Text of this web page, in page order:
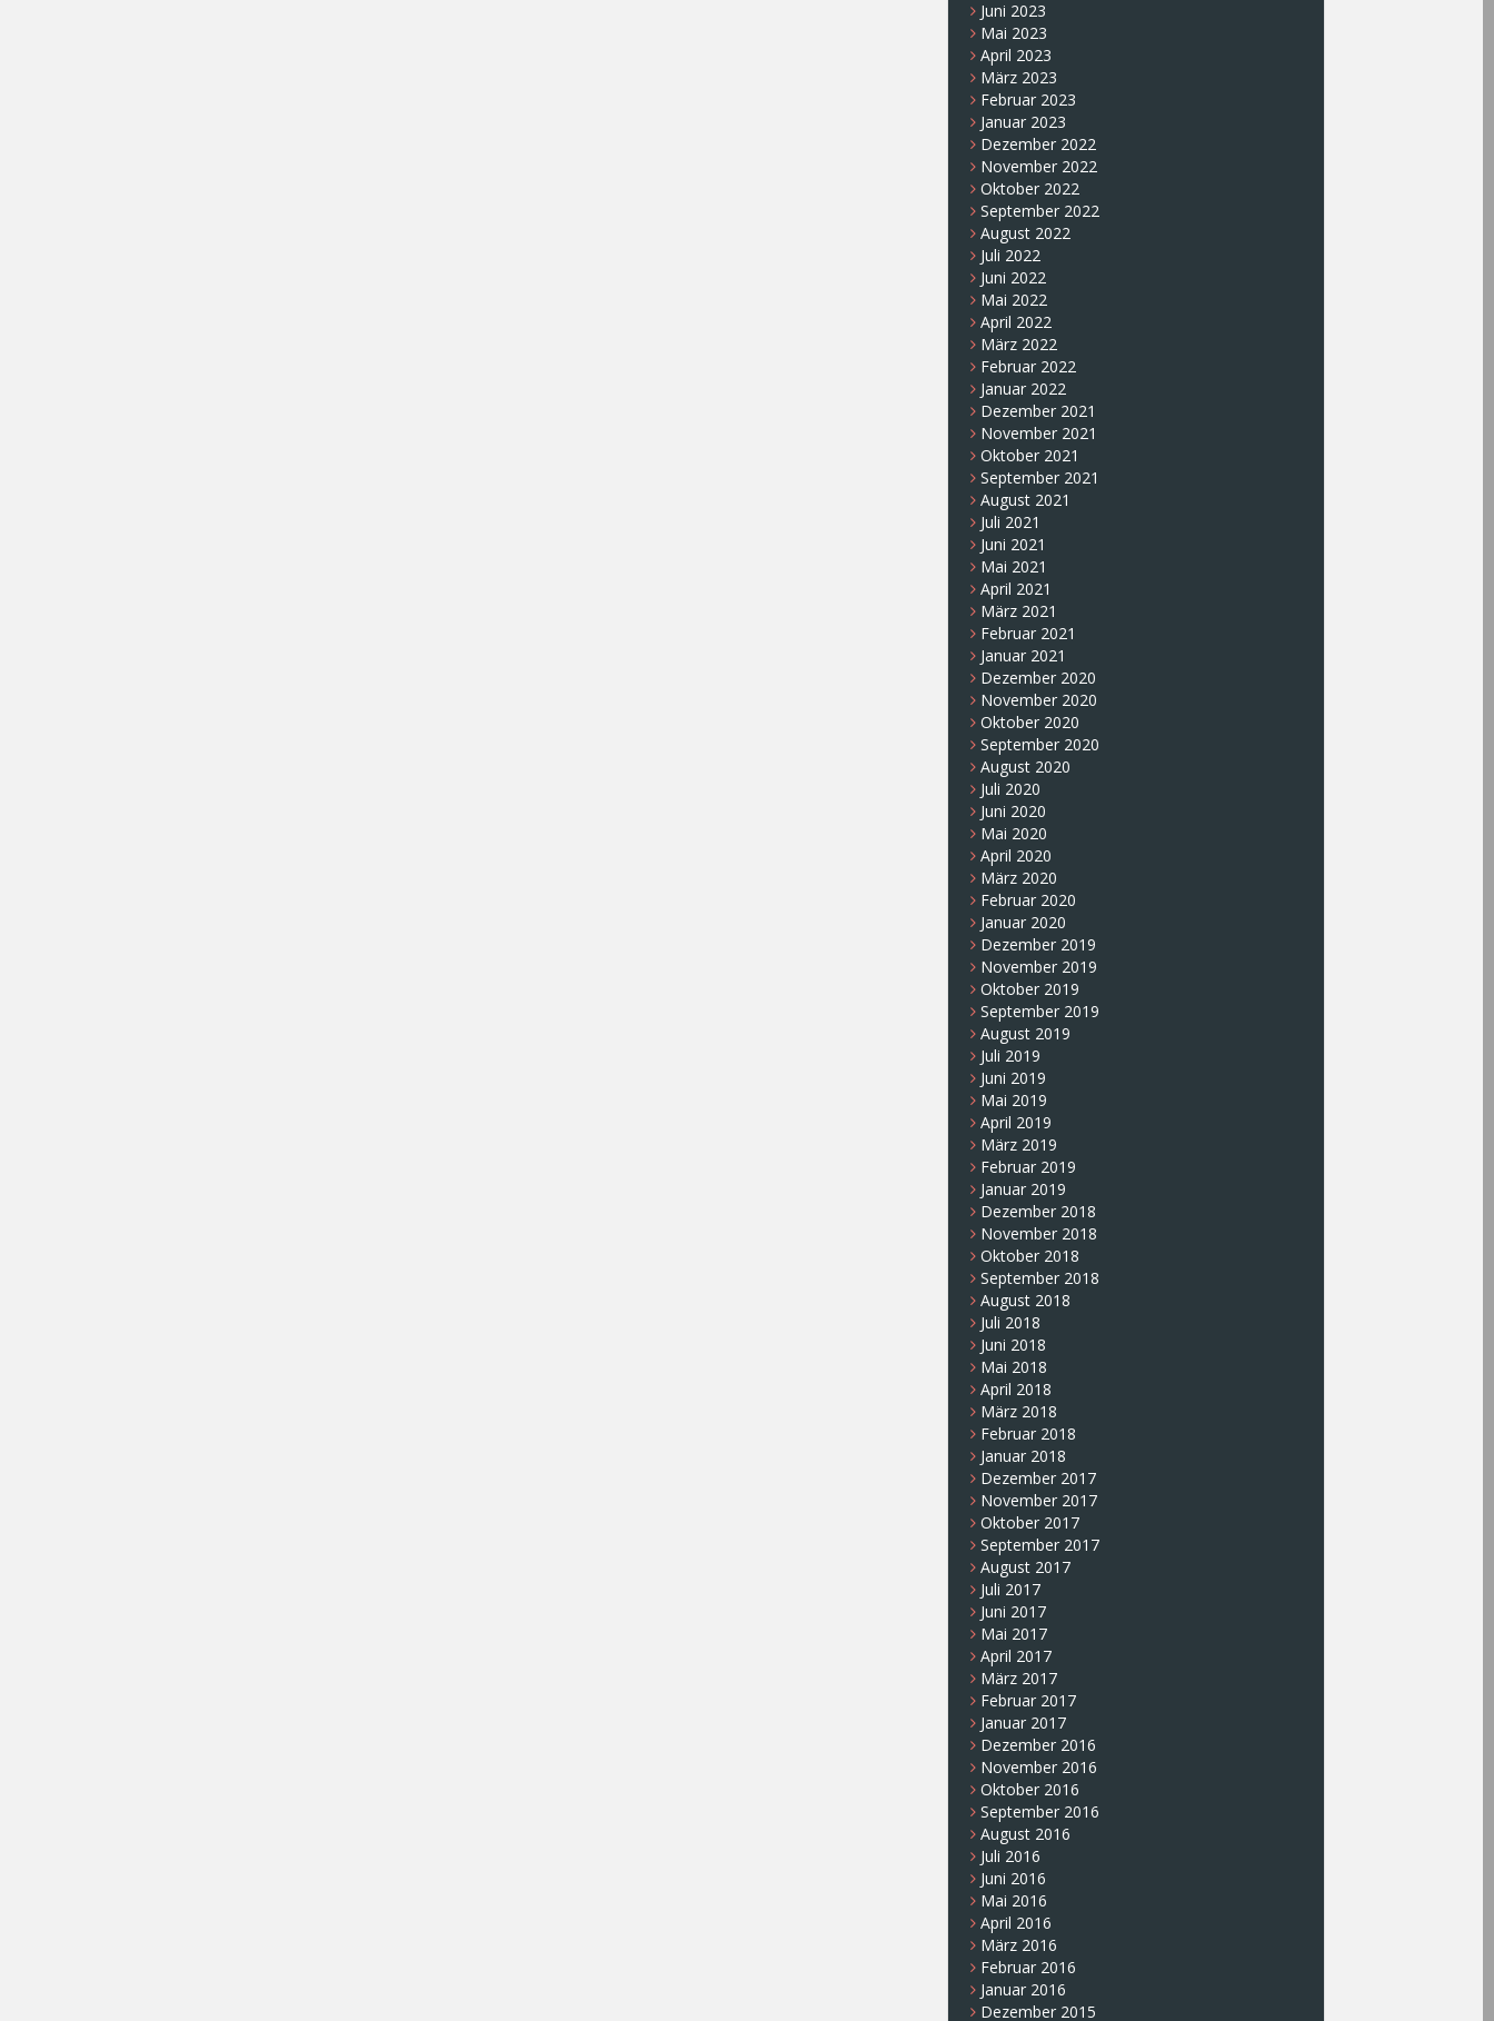
Juni 2023
Mai 2023
April 2023
März 2023
Februar 2023
Januar 2023
Dezember 2022
November 2022
Oktober 2022
September 2022
August 2022
Juli 2022
Juni 2022
Mai 2022
April 2022
März 2022
Februar 2022
Januar 2022
Dezember 2021
November 2021
Oktober 2021
September 2021
August 2021
Juli 2021
Juni 2021
Mai 2021
April 2021
März 2021
Februar 2021
Januar 2021
Dezember 2020
November 2020
Oktober 2020
September 2020
August 2020
Juli 2020
Juni 2020
Mai 2020
April 2020
März 2020
Februar 2020
Januar 2020
Dezember 2019
November 2019
Oktober 2019
September 2019
August 2019
Juli 2019
Juni 2019
Mai 2019
April 2019
März 2019
Februar 2019
Januar 2019
Dezember 2018
November 2018
Oktober 2018
September 2018
August 2018
Juli 2018
Juni 2018
Mai 2018
April 2018
März 2018
Februar 2018
Januar 2018
Dezember 2017
November 2017
Oktober 2017
September 2017
August 2017
Juli 2017
Juni 2017
Mai 2017
April 2017
März 2017
Februar 2017
Januar 2017
Dezember 2016
November 2016
Oktober 2016
September 2016
August 2016
Juli 2016
Juni 2016
Mai 2016
April 2016
März 2016
Februar 2016
Januar 2016
Dezember 2015